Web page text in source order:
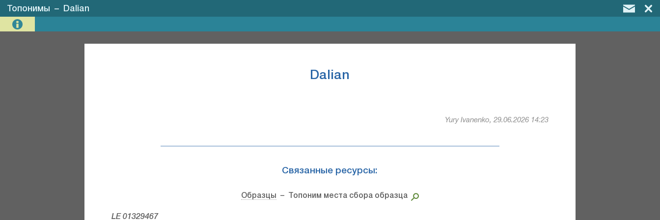
Топонимы – Dalian
Dalian
Yury Ivanenko, 29.06.2026 14:23
Связанные ресурсы:
Образцы – Топоним места сбора образца
LE 01329467